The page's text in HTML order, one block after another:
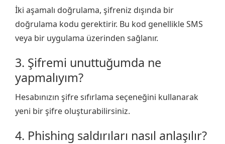
İki aşamalı doğrulama, şifreniz dışında bir
doğrulama kodu gerektirir. Bu kod genellikle SMS
veya bir uygulama üzerinden sağlanır.
3. Şifremi unuttuğumda ne
yapmalıyım?
Hesabınızın şifre sıfırlama seçeneğini kullanarak
yeni bir şifre oluşturabilirsiniz.
4. Phishing saldırıları nasıl anlaşılır?